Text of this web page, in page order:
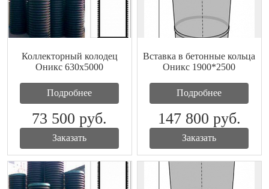
Коллекторный колодец
Оникс 630x5000
Подробнее
73 500 руб.
Заказать
Вставка в бетонные кольца
Оникс 1900*2500
Подробнее
147 800 руб.
Заказать